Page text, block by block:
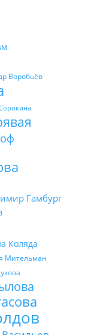
Воробьёв
Гамбург
Коляда
Мительман